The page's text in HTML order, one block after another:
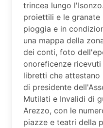
trincea lungo
proiettili e le granate
pioggia e in
una mappa della
dei conti, foto
onoreficenze
libretti che attestano
di presidente
Mutilati e Invalidi di
Arezzo, con le
piazze e teatri della